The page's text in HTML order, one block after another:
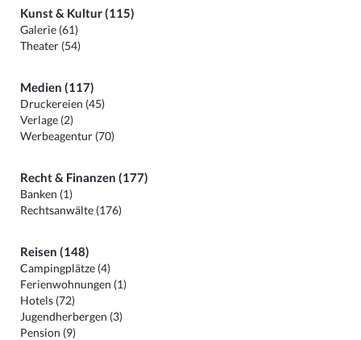
Kunst & Kultur (115)
Galerie (61)
Theater (54)
Medien (117)
Druckereien (45)
Verlage (2)
Werbeagentur (70)
Recht & Finanzen (177)
Banken (1)
Rechtsanwälte (176)
Reisen (148)
Campingplätze (4)
Ferienwohnungen (1)
Hotels (72)
Jugendherbergen (3)
Pension (9)